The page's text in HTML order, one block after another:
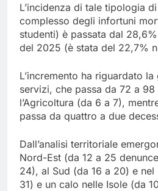
L’incidenza di tale tipologia
complesso degli infortuni
studenti) è passata dal
del 2025 (è stata del 22,7%
L’incremento ha riguardato
servizi, che passa da 72 a
l’Agricoltura (da 6 a 7),
passa da quattro a due
Dall’analisi territoriale
Nord-Est (da 12 a 25
24), al Sud (da 16 a 20) e
31) e un calo nelle Isole (da